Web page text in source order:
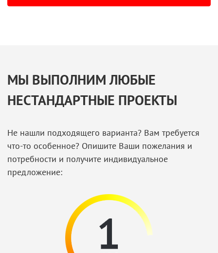
МЫ ВЫПОЛНИМ ЛЮБЫЕ
НЕСТАНДАРТНЫЕ ПРОЕКТЫ
Не нашли подходящего варианта? Вам требуется
что-то особенное? Опишите Ваши пожелания и
потребности и получите индивидуальное
предложение: